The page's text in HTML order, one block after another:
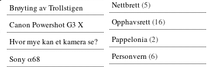
Brøyting av Trollstigen
Canon Powershot G3 X
Hvor mye kan et kamera se?
Sony α68
Nettbrett(5)
Opphavsrett(16)
Pappelonia(2)
Personvern (6)